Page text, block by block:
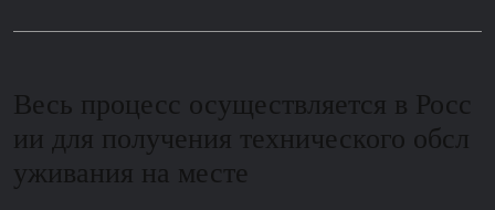
Весь процесс осуществляется в Росс
ии для получения технического обсл
уживания на месте